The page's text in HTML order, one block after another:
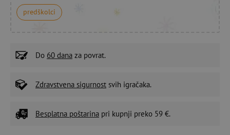
predškolci
Do 60 dana za povrat.
Zdravstvena sigurnost svih igračaka.
Besplatna poštarina pri kupnji preko 59 €.